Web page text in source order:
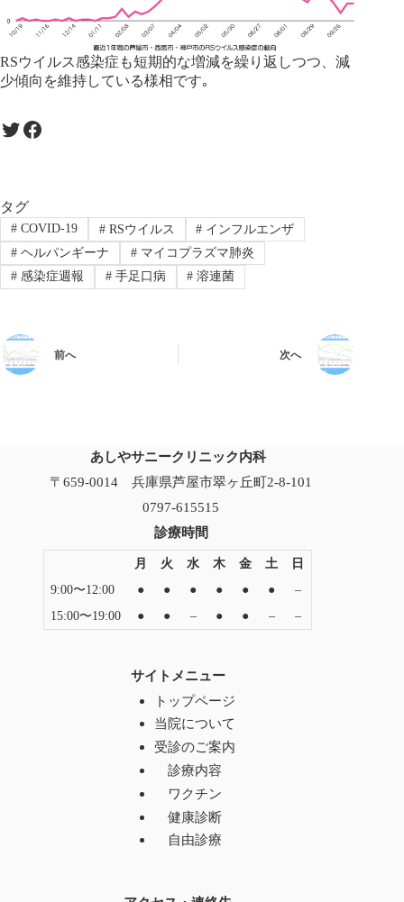
RSウイルス感染症も短期的な増減を繰り返しつつ、減
少傾向を維持している様相です｡
Twitter Facebook
タグ
#COVID-19 #RSウイルス # インフルエンザ
#ヘルパンギーナ #マイコプラズマ肺炎
#感染症週報 #手足口病 # 溶連菌
前へ 次へ
あしやサニークリニック内科
〒659-0014 兵庫県芦屋市翠ヶ丘町2-8-101
0797-615515
診療時間
月 火 水 木 金 土
日
9:00〜12:00
● ● ● ● ● ●
–
15:00〜19:00
● ● – ● ● – –
サイトメニュー
トップページ
当院について
受診のご案内
診療内容
ワクチン
健康診断
自由診療